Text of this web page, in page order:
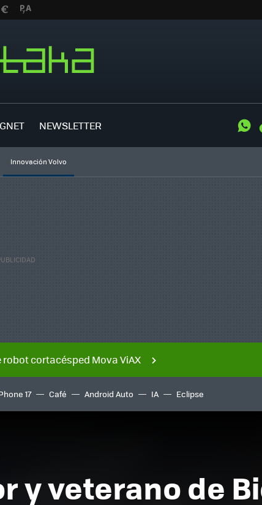
NEWSLETTER
Innovación Volvo
robot cortacésped Mova ViAX
17 Café Android Auto IA Eclipse
y veterano de